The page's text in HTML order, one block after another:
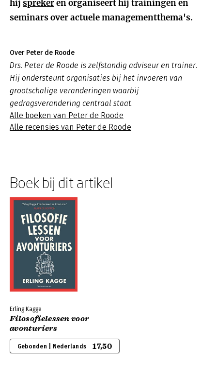
hij sprekeren organiseert hij trainingen en
seminars over actuele managementthema's.
Over Peter de Roode
Drs. Peter de Roode is zelfstandig adviseur en trainer.
Hij ondersteunt organisaties bij het invoeren van
grootschalige veranderingen waarbij
gedragsverandering centraal staat.
Alle boeken van Peter de Roode
Alle recensies van Peter de Roode
Boek bij dit artikel
Erling Kagge
Filosofielessen voor
avonturiers
Gebonden | Nederlands 17,50